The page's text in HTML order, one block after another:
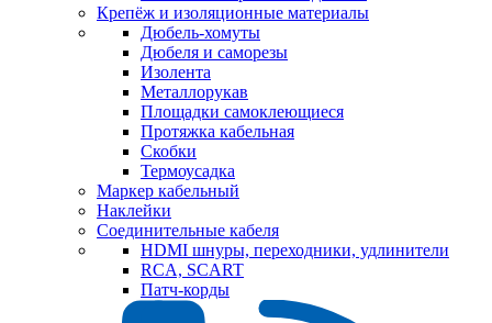
Крепёж и изоляционные материалы
Дюбель-хомуты
Дюбеля и саморезы
Изолента
Металлорукав
Площадки самоклеющиеся
Протяжка кабельная
Скобки
Термоусадка
Маркер кабельный
Наклейки
Соединительные кабеля
HDMI шнуры, переходники, удлинители
RCA, SCART
Патч-корды